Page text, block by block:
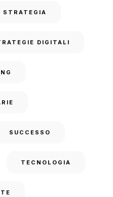
STRATEGIA
DIGITALI
SUCCESSO
TECNOLOGIA